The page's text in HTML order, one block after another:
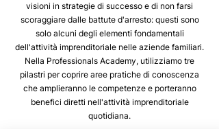
visioni in strategie di successo e di non farsi
scoraggiare dalle battute d'arresto: questi sono
solo alcuni degli elementi fondamentali
dell'attività imprenditoriale nelle aziende familiari.
Nella Professionals Academy, utilizziamo tre
pilastri per coprire aree pratiche di conoscenza
che amplieranno le competenze e porteranno
benefici diretti nell'attività imprenditoriale
quotidiana.